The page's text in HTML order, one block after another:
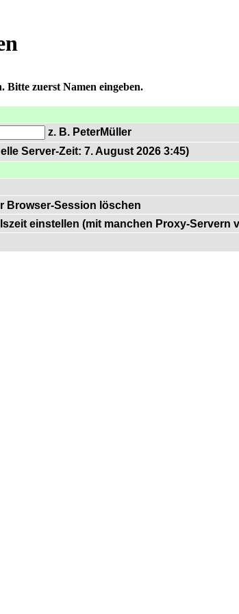
Bitte zuerst Namen eingeben.
z. B. PeterMüller
Server-Zeit: 7. August 2026 3:45)
Browser-Session löschen
einstellen (mit manchen Proxy-Servern